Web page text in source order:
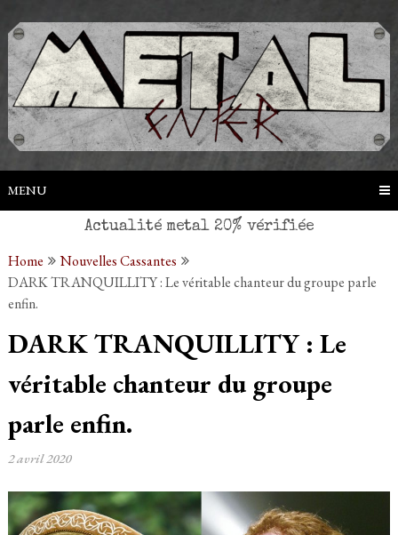
to
content
MENU
Home
Nouvelles Cassantes
DARK TRANQUILLITY : Le véritable chanteur du groupe parle
enfin.
DARK TRANQUILLITY : Le
véritable chanteur du groupe
parle enfin.
2 avril 2020